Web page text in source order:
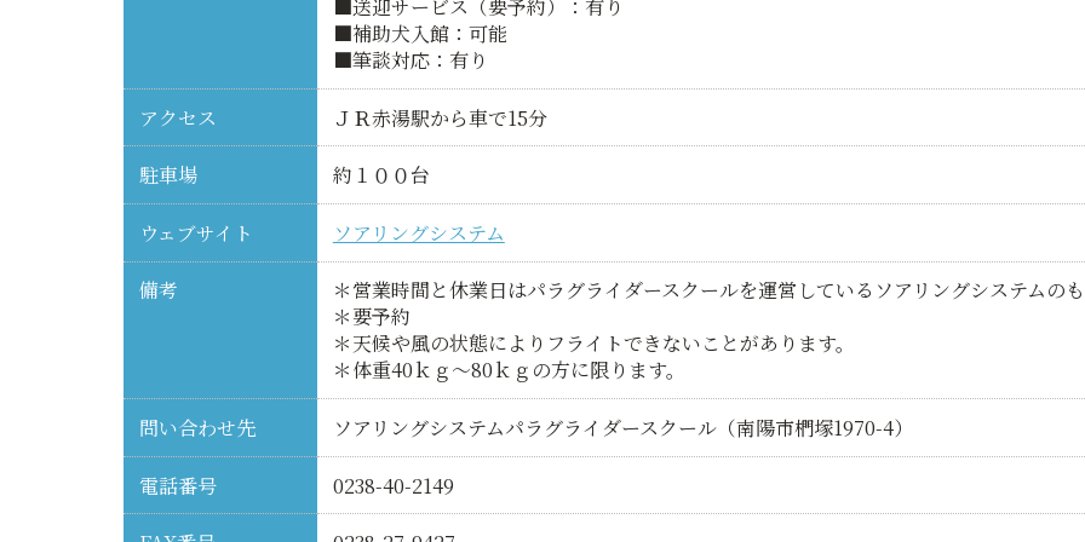
■送迎サービス（要予約）：有り
■補助犬入館：可能
■筆談対応：有り
アクセス ＪＲ赤湯駅から車で15分
駐車場 約１００台
ウェブサイト ソアリングシステム
備考
＊営業時間と休業日はパラグライダースクールを運営しているソアリングシステムの
＊要予約
＊天候や風の状態によりフライトできないことがあります。
＊体重40ｋｇ～80ｋｇの方に限ります。
問い合わせ先 ソアリングシステムパラグライダースクール（南陽市椚塚1970-4）
電話番号 0238-40-2149